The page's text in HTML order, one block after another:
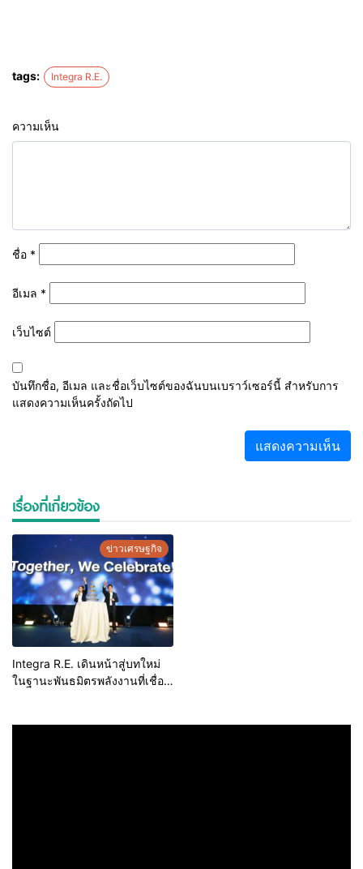
tags: Integra R.E.
ความเห็น
ชื่อ *
อีเมล *
เว็บไซต์
บันทึกชื่อ, อีเมล และชื่อเว็บไซต์ของฉันบนเบราว์เซอร์นี้ สำหรับการ
แสดงความเห็นครั้งถัดไป
เรื่องที่เกี่ยวข้อง
ข่าวเศรษฐกิจ
Integra R.E. เดินหน้าสู่บทใหม่
ในฐานะพันธมิตรพลังงานที่เชื่อ